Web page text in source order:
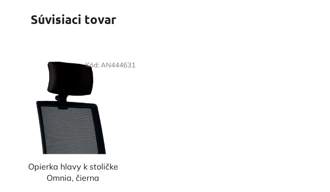
Súvisiaci tovar
Opierka hlavy k stoličke
Omnia, čierna
Kód: AN444631